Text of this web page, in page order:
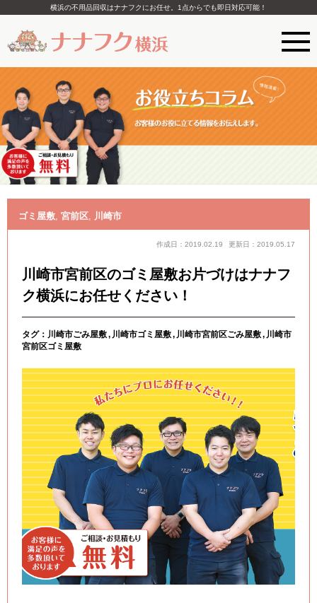
横浜の不用品回収はナナフクにお任せ。1点からでも即日対応可能！
ゴミ屋敷, 宮前区, 川崎市
作成日：2019.02.19 更新日：2019.05.17
川崎市宮前区のゴミ屋敷お片づけはナナフ
ク横浜にお任せください！
タグ： 川崎市ごみ屋敷 川崎市ゴミ屋敷 川崎市宮前区ごみ屋敷
川崎市
宮前区ゴミ屋敷